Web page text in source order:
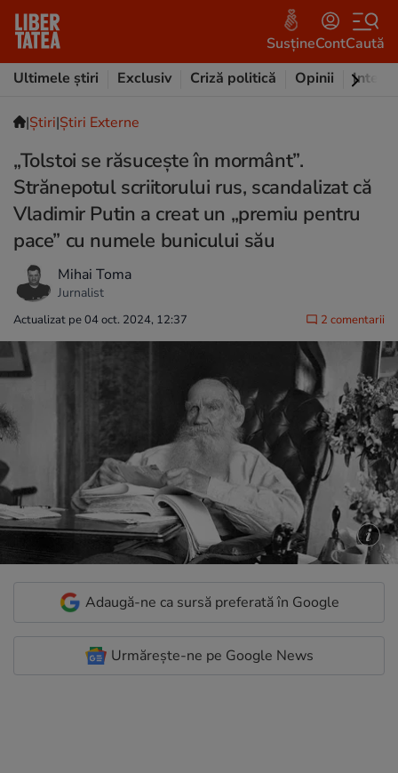
SusțineContCaută
Ultimele știri
Exclusiv Criză politică Opinii
|Ştiri|Știri Externe
„Tolstoi se răsucește în mormânt”.
Strănepotul scriitorului rus, scandalizat că
Vladimir Putin a creat un „premiu pentru
pace” cu numele bunicului său
Mihai Toma
Jurnalist
Actualizat pe 04 oct. 2024, 12:37 2 comentarii
Adaugă-ne ca sursă preferată în Google
Urmărește-ne pe Google News